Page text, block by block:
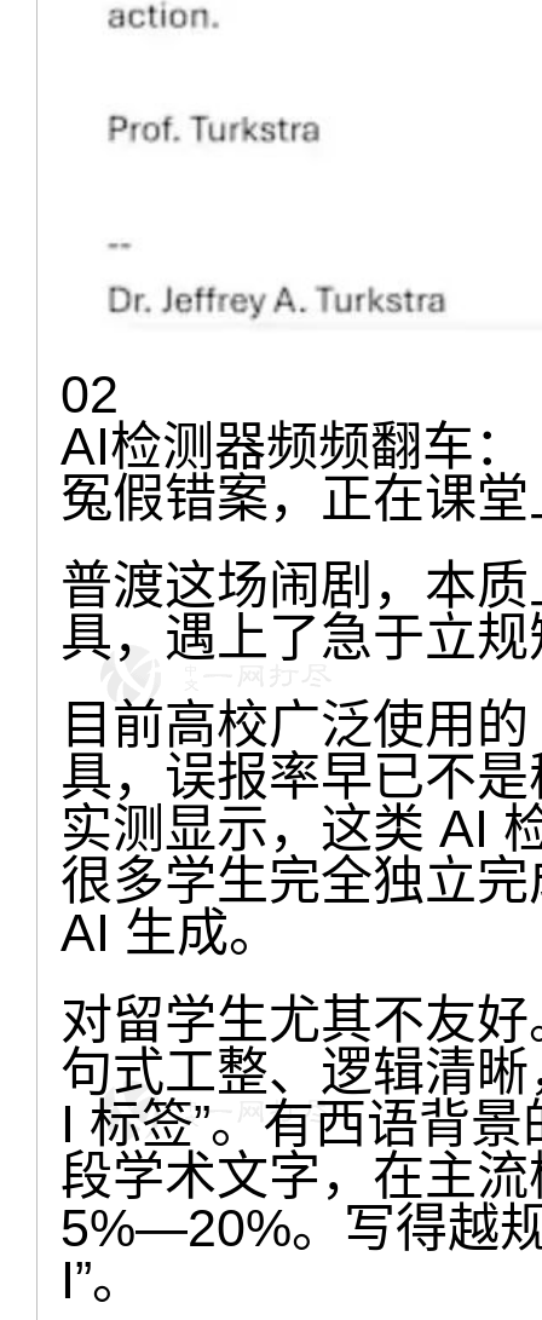
02
AI检测器频频翻车：
冤假错案，正在课
普渡这场闹剧，本
具，遇上了急于立
目前高校广泛使用
具，误报率早已不
实测显示，这类 AI
很多学生完全独立
AI 生成。
对留学生尤其不友
句式工整、逻辑清
I 标签”。有西语背
段学术文字，在主
5%—20%。写得越
I”。